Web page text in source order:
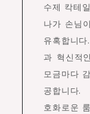
수제 칵테
나가 손님
유혹합니
과 혁신적
모금마다
공합니다.
호화로운